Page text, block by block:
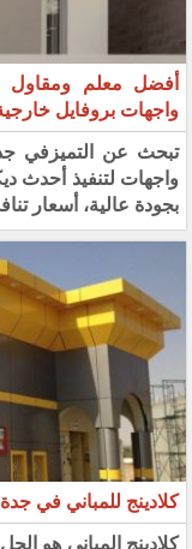
أفضل معلم ومقاول
واجهات بروفايل
تبحث عن التميزفي
واجهات لتنفيذ أحدث
بجودة عالية، أسعار
كلادينج للمباني في جدة
كلادينج المباني هو